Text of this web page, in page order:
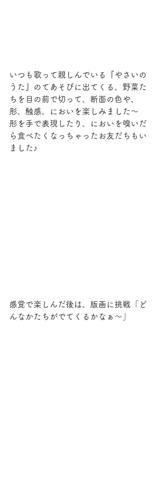
いつも歌って親しんでいる『やさいの
うた』のてあそびに出てくる、野菜た
ちを目の前で切って、断面の色や、
形、触感、においを楽しみました〜
形を手で表現したり、においを嗅いだ
ら食べたくなっちゃったお友だちもい
ました♪
感覚で楽しんだ後は、版画に挑戦「ど
んなかたちがでてくるかなぁ〜」